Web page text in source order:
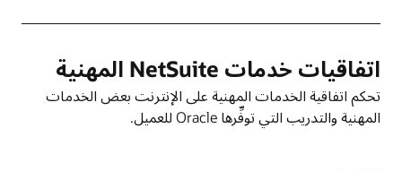
اتفاقيات خدمات NetSuite المهنية
تحكم اتفاقية الخدمات المهنية على الإنترنت بعض الخدمات
المهنية والتدريب التي توفِّرها Oracle للعميل.